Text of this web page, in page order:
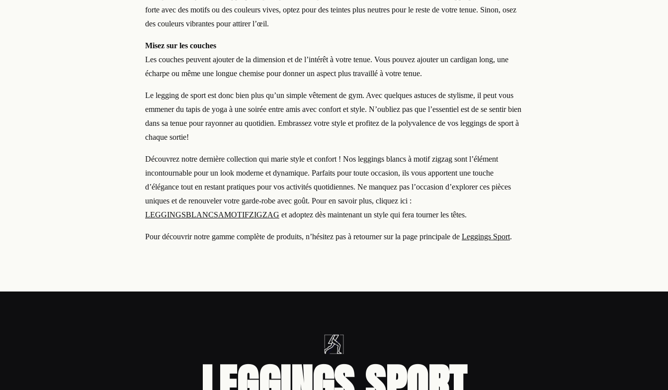
forte avec des motifs ou des couleurs vives, optez pour des teintes plus neutres pour le reste de votre tenue. Sinon, osez
des couleurs vibrantes pour attirer l’œil.
Misez sur les couches
Les couches peuvent ajouter de la dimension et de l’intérêt à votre tenue. Vous pouvez ajouter un cardigan long, une
écharpe ou même une longue chemise pour donner un aspect plus travaillé à votre tenue.
Le legging de sport est donc bien plus qu’un simple vêtement de gym. Avec quelques astuces de stylisme, il peut vous
emmener du tapis de yoga à une soirée entre amis avec confort et style. N’oubliez pas que l’essentiel est de se sentir bien
dans sa tenue pour rayonner au quotidien. Embrassez votre style et profitez de la polyvalence de vos leggings de sport à
chaque sortie!
Découvrez notre dernière collection qui marie style et confort ! Nos leggings blancs à motif zigzag sont l’élément
incontournable pour un look moderne et dynamique. Parfaits pour toute occasion, ils vous apportent une touche
d’élégance tout en restant pratiques pour vos activités quotidiennes. Ne manquez pas l’occasion d’explorer ces pièces
uniques et de renouveler votre garde-robe avec goût. Pour en savoir plus, cliquez ici :
LEGGINGSBLANCSAMOTIFZIGZAG et adoptez dès maintenant un style qui fera tourner les têtes.
Pour découvrir notre gamme complète de produits, n’hésitez pas à retourner sur la page principale de Leggings Sport.